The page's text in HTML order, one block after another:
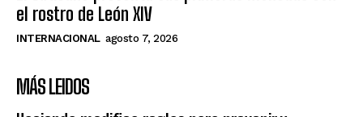
el rostro de León XIV
INTERNACIONAL agosto 7, 2026
MÁS LEIDOS